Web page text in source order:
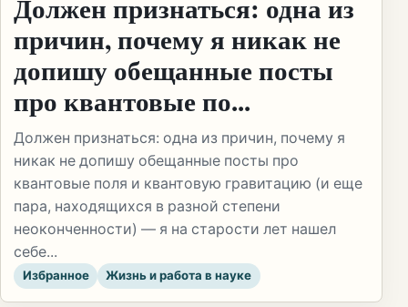
Должен признаться: одна из
причин, почему я никак не
допишу обещанные посты
про квантовые по...
Должен признаться: одна из причин, почему я
никак не допишу обещанные посты про
квантовые поля и квантовую гравитацию (и еще
пара, находящихся в разной степени
неоконченности) — я на старости лет нашел
себе...
Избранное Жизнь и работа в науке